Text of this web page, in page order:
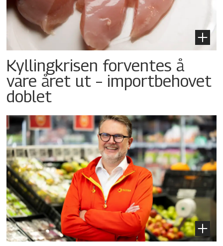
Kyllingkrisen forventes å
vare året ut – importbehovet
doblet